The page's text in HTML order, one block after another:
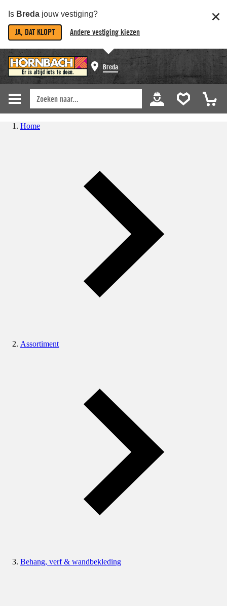
Is Breda jouw vestiging?
JA, DAT KLOPT Andere vestiging kiezen
Breda
Home
Assortiment
Behang, verf & wandbekleding